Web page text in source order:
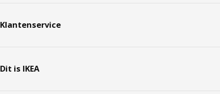
Klantenservice
Dit is IKEA